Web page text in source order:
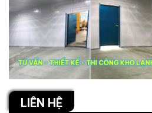
LIÊN HỆ